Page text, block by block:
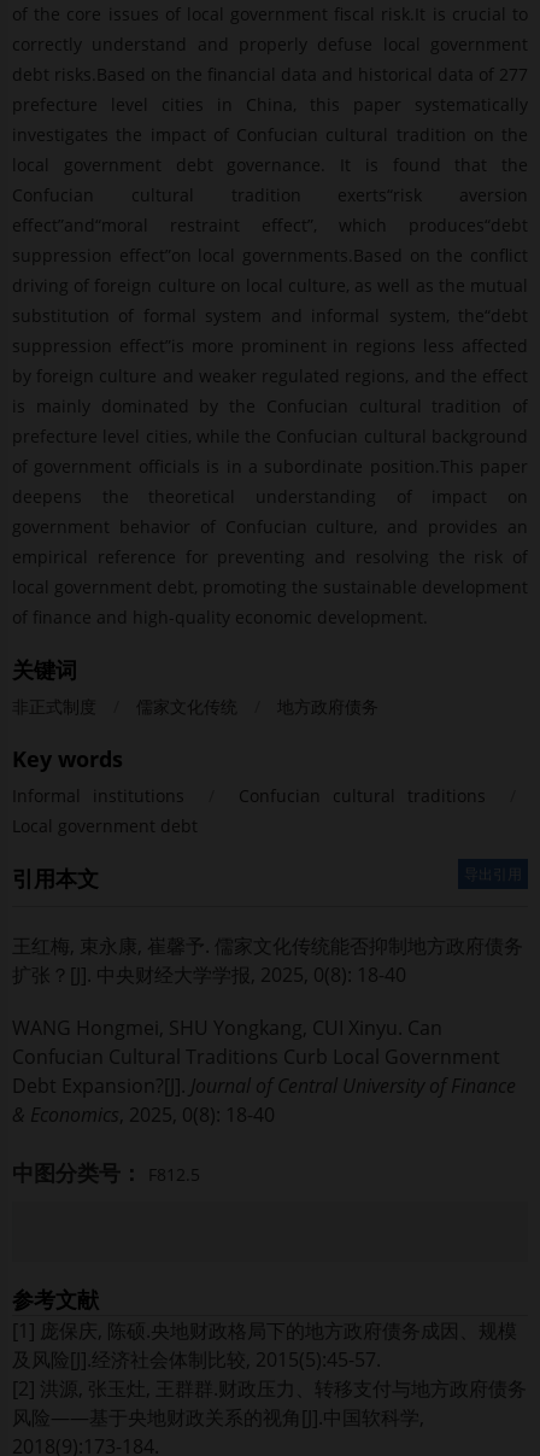
of the core issues of local government fiscal risk.It is crucial to
correctly understand and properly defuse local government
debt risks.Based on the financial data and historical data of 277
prefecture level cities in China, this paper systematically
investigates the impact of Confucian cultural tradition on the
local government debt governance. It is found that the
Confucian cultural tradition exerts“risk aversion
effect”and“moral restraint effect”, which produces“debt
suppression effect”on local governments.Based on the conflict
driving of foreign culture on local culture, as well as the mutual
substitution of formal system and informal system, the“debt
suppression effect”is more prominent in regions less affected
by foreign culture and weaker regulated regions, and the effect
is mainly dominated by the Confucian cultural tradition of
prefecture level cities, while the Confucian cultural background
of government officials is in a subordinate position.This paper
deepens the theoretical understanding of impact on
government behavior of Confucian culture, and provides an
empirical reference for preventing and resolving the risk of
local government debt, promoting the sustainable development
of finance and high-quality economic development.
关键词
非正式制度 儒家文化传统 地方政府债务
Key words
Informal institutions Confucian cultural traditions
Local government debt
引用本文 导出引用
王红梅, 束永康, 崔馨予. 儒家文化传统能否抑制地方政府债务
扩张？[J]. 中央财经大学学报, 2025, 0(8): 18-40
WANG Hongmei, SHU Yongkang, CUI Xinyu. Can
Confucian Cultural Traditions Curb Local Government
Debt Expansion?[J]. Journal of Central University of Finance
& Economics, 2025, 0(8): 18-40
中图分类号： F812.5
参考文献
[1] 庞保庆, 陈硕.央地财政格局下的地方政府债务成因、规模
及风险[J].经济社会体制比较, 2015(5):45-57.
[2] 洪源, 张玉灶, 王群群.财政压力、转移支付与地方政府债务
风险——基于央地财政关系的视角[J].中国软科学,
2018(9):173-184.